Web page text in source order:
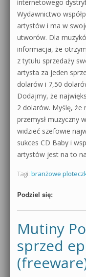
internetowego
Wydawnictwo
artystów i ma w
utworów. Dla
informacja, że
z tytułu sprzedaży
artysta za jeden
dolarów i 7,50
Dodajmy, że
2 dolarów. Myślę,
przemysł muzyczny
widzieć szefowie
sukces CD Baby i
artystów jest na to
Tagi: branżowe
Podziel się:
Mutiny
sprzed